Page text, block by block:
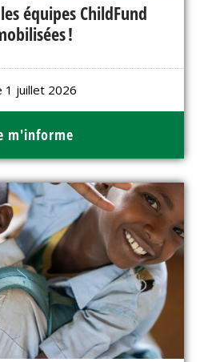
équipes ChildFund
!
1 juillet 2026
m'informe